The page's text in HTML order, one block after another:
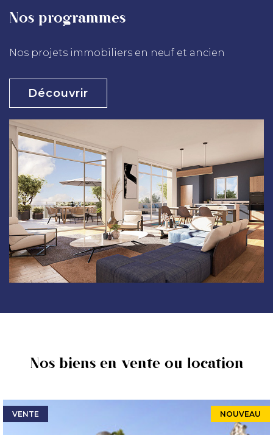
Nos programmes
Nos projets immobiliers en neuf et ancien
Découvrir
Nos biens en vente ou location
NOUVEAU
VENTE